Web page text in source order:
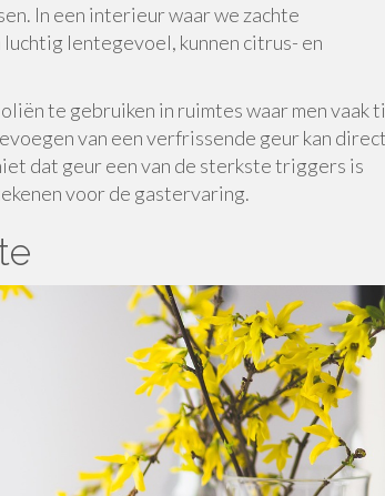
In een interieur waar we zachte
lentegevoel, kunnen citrus- en
te gebruiken in ruimtes waar men vaak
van een verfrissende geur kan direct
dat geur een van de sterkste triggers is
voor de gastervaring.